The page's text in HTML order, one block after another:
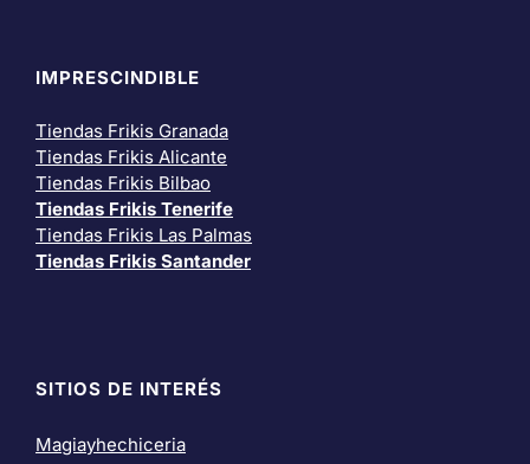
IMPRESCINDIBLE
Tiendas Frikis Granada
Tiendas Frikis Alicante
Tiendas Frikis Bilbao
Tiendas Frikis Tenerife
Tiendas Frikis Las Palmas
Tiendas Frikis Santander
SITIOS DE INTERÉS
Magiayhechiceria